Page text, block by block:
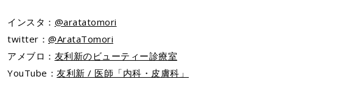
インスタ： @aratatomori
twitter： @ArataTomori
アメブロ： 友利新のビューティー診療室
YouTube： 友利新 / 医師「内科・皮膚科」